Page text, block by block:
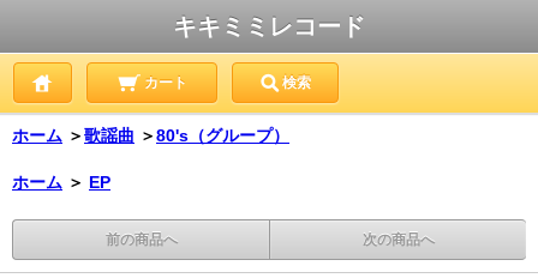
キキミミレコード
カート 検索
ホーム ＞歌謡曲 ＞80's（グループ）
ホーム ＞ EP
前の商品へ 次の商品へ